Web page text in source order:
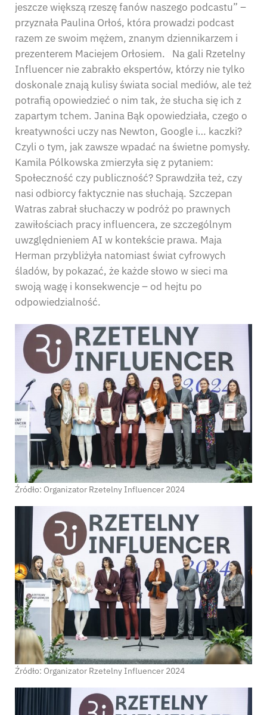
jeszcze większą rzeszę fanów naszego podcastu” –
przyznała Paulina Orłoś, która prowadzi podcast
razem ze swoim mężem, znanym dziennikarzem i
prezenterem Maciejem Orłosiem. Na gali Rzetelny
Influencer nie zabrakło ekspertów, którzy nie tylko
doskonale znają kulisy świata social mediów, ale też
potrafią opowiedzieć o nim tak, że słucha się ich z
zapartym tchem. Janina Bąk opowiedziała, czego o
kreatywności uczy nas Newton, Google i… kaczki?
Czyli o tym, jak zawsze wpadać na świetne pomysły.
Kamila Pólkowska zmierzyła się z pytaniem:
Społeczność czy publiczność? Sprawdziła też, czy
nasi odbiorcy faktycznie nas słuchają. Szczepan
Watras zabrał słuchaczy w podróż po prawnych
zawiłościach pracy influencera, ze szczególnym
uwzględnieniem AI w kontekście prawa. Maja
Herman przybliżyła natomiast świat cyfrowych
śladów, by pokazać, że każde słowo w sieci ma
swoją wagę i konsekwencje – od hejtu po
odpowiedzialność.
Źródło: Organizator Rzetelny Influencer 2024
Źródło: Organizator Rzetelny Influencer 2024